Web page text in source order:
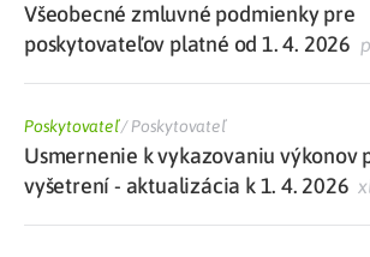
Všeobecné zmluvné podmienky pre
poskytovateľov platné od 1. 4. 2026
Poskytovateľ/Poskytovateľ
Usmernenie k vykazovaniu výkonov
vyšetrení - aktualizácia k 1. 4. 2026